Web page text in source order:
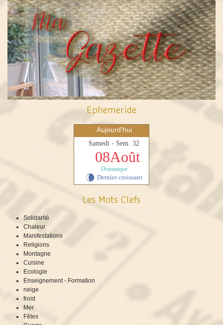
Ephemeride
Aujourd'hui
Samedi - Sem. 32
08Août
Dominique
V Dernier croissant
Les Mots Clefs
Solidarité
Chaleur
Manifestations
Religions
Montagne
Cuisine
Ecologie
Enseignement - Formation
neige
froid
Mer
Fêtes